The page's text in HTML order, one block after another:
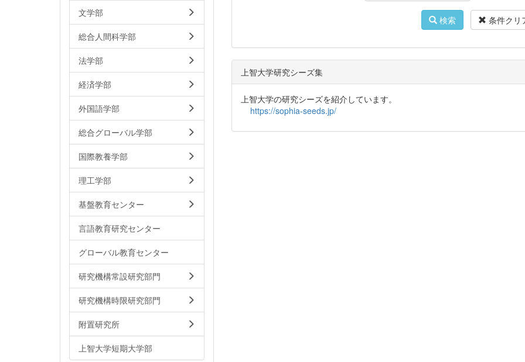
検索 条件クリ
上智大学研究シーズ集
上智大学の研究シーズを紹介しています。
https://sophia-seeds.jp/
文学部
総合人間科学部
法学部
経済学部
外国語学部
総合グローバル学部
国際教養学部
理工学部
基盤教育センター
言語教育研究センター
グローバル教育センター
研究機構常設研究部門
研究機構時限研究部門
附置研究所
上智大学短期大学部